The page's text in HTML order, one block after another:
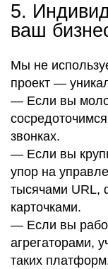
5.
ваш
Мы не
проект —
— Если вы
звонках.
— Если вы
упор на
тысячами URL,
карточками.
— Если вы
агрегаторами,
таких платформ